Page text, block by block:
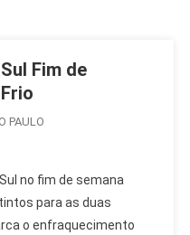
Fim de
PAULO
no fim de semana
para as duas
o enfraquecimento